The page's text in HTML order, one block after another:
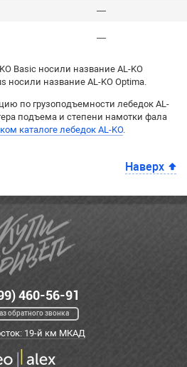
—
—
Basic носили название AL-KO
носили название AL-KO Optima.
по грузоподъемности лебедок AL-
подъема и степени намотки фала
каталоге лебедок AL-KO.
Наверх
460-56-91
обратного звонка
19-й км МКАД